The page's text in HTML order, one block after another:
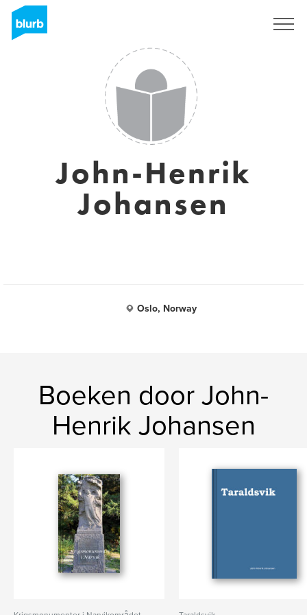
John-Henrik
Johansen
Oslo, Norway
Boeken door John-
Henrik Johansen